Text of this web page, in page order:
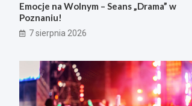
Emocje na Wolnym – Seans „Drama” w
Poznaniu!
7 sierpnia 2026